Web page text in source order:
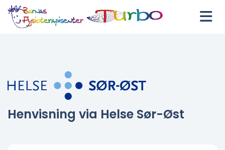
Henvisning via Helse Sør-Øst